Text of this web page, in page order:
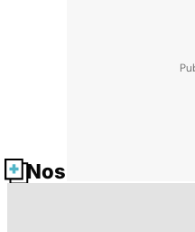
Nos fiches santé